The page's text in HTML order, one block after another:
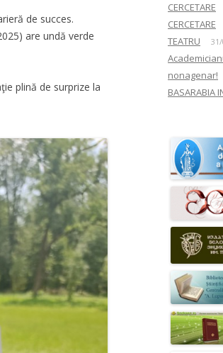
de succes.
are undă verde
plină de surprize la
CERCETARE
CERCETARE
TEATRU
nonagenar!
BASARABIA